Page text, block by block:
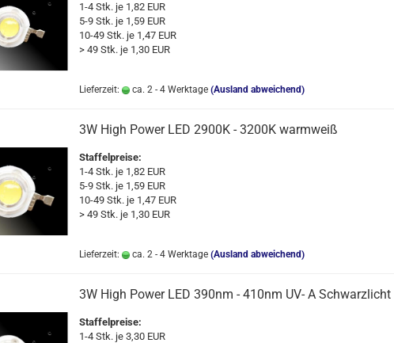
1-4 Stk. je 1,82 EUR
5-9 Stk. je 1,59 EUR
10-49 Stk. je 1,47 EUR
> 49 Stk. je 1,30 EUR
Lieferzeit: ca. 2 - 4 Werktage (Ausland abweichend)
3W High Power LED 2900K - 3200K warmweiß
Staffelpreise:
1-4 Stk. je 1,82 EUR
5-9 Stk. je 1,59 EUR
10-49 Stk. je 1,47 EUR
> 49 Stk. je 1,30 EUR
Lieferzeit: ca. 2 - 4 Werktage (Ausland abweichend)
3W High Power LED 390nm - 410nm UV- A Schwarzlicht
Staffelpreise:
1-4 Stk. je 3,30 EUR